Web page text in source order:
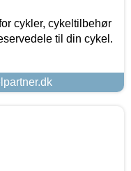
cykler, cykeltilbehør
til din cykel.